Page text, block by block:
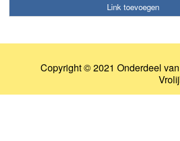
Link toevoegen
Copyright © 2021 Onderdeel van